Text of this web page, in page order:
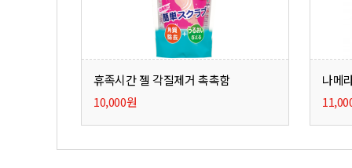
휴족시간 젤 각질제거 촉촉함
10,000원
나메